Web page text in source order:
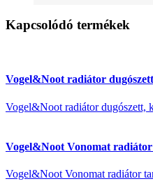
Kapcsolódó termékek
Vogel&Noot radiátor
Vogel&Noot radiátor dugószett,
Vogel&Noot Vonomat
Vogel&Noot Vonomat radiátor